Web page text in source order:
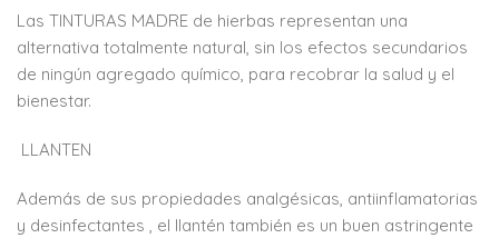
Las TINTURAS MADRE de hierbas representan una
alternativa totalmente natural, sin los efectos secundarios
de ningún agregado químico, para recobrar la salud y el
bienestar.
LLANTEN
Además de sus propiedades analgésicas, antiinflamatorias
y desinfectantes , el llantén también es un buen astringente